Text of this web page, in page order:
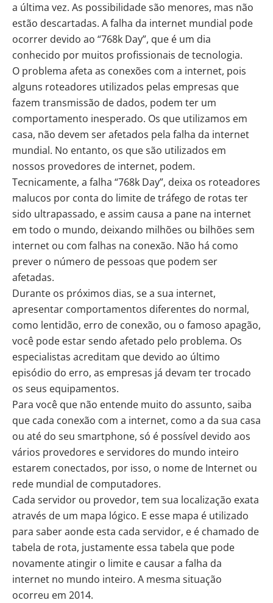
a última vez. As possibilidade são menores, mas não
estão descartadas. A falha da internet mundial pode
ocorrer devido ao “768k Day”, que é um dia
conhecido por muitos profissionais de tecnologia.
O problema afeta as conexões com a internet, pois
alguns roteadores utilizados pelas empresas que
fazem transmissão de dados, podem ter um
comportamento inesperado. Os que utilizamos em
casa, não devem ser afetados pela falha da internet
mundial. No entanto, os que são utilizados em
nossos provedores de internet, podem.
Tecnicamente, a falha “768k Day”, deixa os roteadores
malucos por conta do limite de tráfego de rotas ter
sido ultrapassado, e assim causa a pane na internet
em todo o mundo, deixando milhões ou bilhões sem
internet ou com falhas na conexão. Não há como
prever o número de pessoas que podem ser
afetadas.
Durante os próximos dias, se a sua internet,
apresentar comportamentos diferentes do normal,
como lentidão, erro de conexão, ou o famoso apagão,
você pode estar sendo afetado pelo problema. Os
especialistas acreditam que devido ao último
episódio do erro, as empresas já devam ter trocado
os seus equipamentos.
Para você que não entende muito do assunto, saiba
que cada conexão com a internet, como a da sua casa
ou até do seu smartphone, só é possível devido aos
vários provedores e servidores do mundo inteiro
estarem conectados, por isso, o nome de Internet ou
rede mundial de computadores.
Cada servidor ou provedor, tem sua localização exata
através de um mapa lógico. E esse mapa é utilizado
para saber aonde esta cada servidor, e é chamado de
tabela de rota, justamente essa tabela que pode
novamente atingir o limite e causar a falha da
internet no mundo inteiro. A mesma situação
ocorreu em 2014.